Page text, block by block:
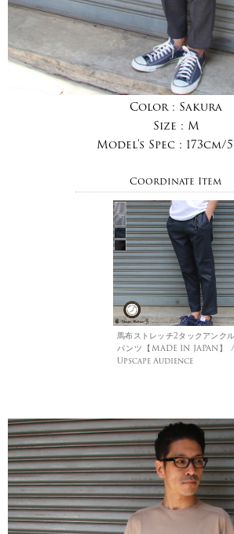
Color : Sakura
Size : M
Model's Spec : 173cm/
Coordinate Item
馬布ストレッチ2タックアンクル
パンツ【MADE IN JAPAN】 /
Upscape Audience